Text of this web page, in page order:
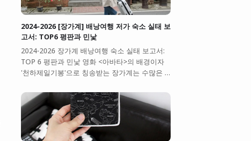
2024-2026 [장가계] 배낭여행 저가 숙소 실태 보
고서: TOP6 평판과 민낯
2024-2026 장가계 배낭여행 숙소 실태 보고서:
TOP 6 평판과 민낯 영화 <아바타>의 배경이자
'천하제일기봉'으로 칭송받는 장가계는 수많은 …